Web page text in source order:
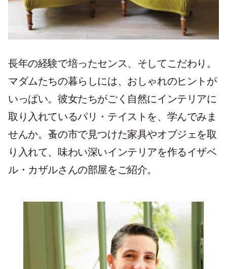
長年の経験で培ったセンス、そしてこだわり。
マダムたちの暮らしには、おしゃれのヒントが
いっぱい。彼女たちがごく自然にインテリアに
取り入れているパリ・テイストを、学んでみま
せんか。蚤の市で見つけた家具やオブジェを取
り入れて、味わい深いインテリアを作るイザベ
ル・カザルさんの部屋をご紹介。